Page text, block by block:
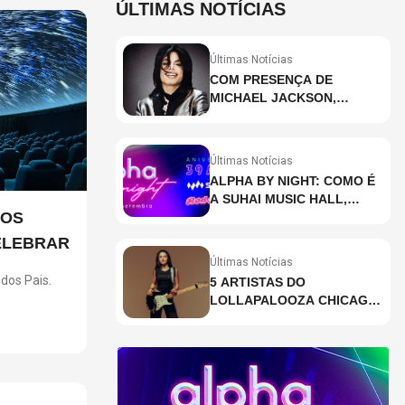
Pais.
para
ÚLTIMAS NOTÍCIAS
Últimas Notícias
COM PRESENÇA DE
MICHAEL JACKSON,
ATUALMENTE (DE 26 DE
Últimas Notícias
ALPHA BY NIGHT: COMO É
A SUHAI MUSIC HALL,
PAULO?
Últimas Notícias
5 ARTISTAS DO
LOLLAPALOOZA CHICAGO